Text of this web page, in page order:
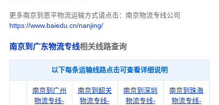
更多南京到恩平物流运输方式请点击：南京物流专线公司
https://www.baiedu.cn/nanjing/
南京到广东物流专线相关线路查询
以下每条运输线路点击可查看详细说明
南京到广州
物流专线-
南京到韶关
物流专线-
南京到深圳
物流专线-
南京到珠海
物流专线-